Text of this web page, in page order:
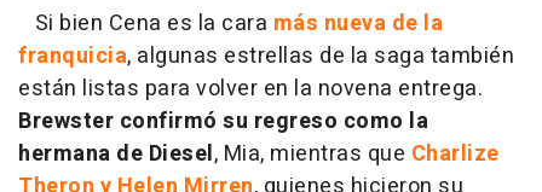
Si bien Cena es la cara más nueva de la
franquicia, algunas estrellas de la saga también
están listas para volver en la novena entrega.
Brewster confirmó su regreso como la
hermana de Diesel, Mia, mientras que Charlize